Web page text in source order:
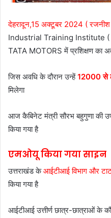
देहरादून,15 अक्टूबर 2024 ( रजनीश
Industrial Training Institute (
TATA MOTORS में प्रशिक्षण का
जिस अवधि के दौरान उन्हें12000 से
मिलेगा
आज कैबिनेट मंत्री सौरभ बहुगुणा की
किया गया है
एमओयू किया गया साइन
उत्तराखंड केआईटीआई विभाग और
किया गया है
आईटीआई उत्तीर्ण छात्र-छात्राओं